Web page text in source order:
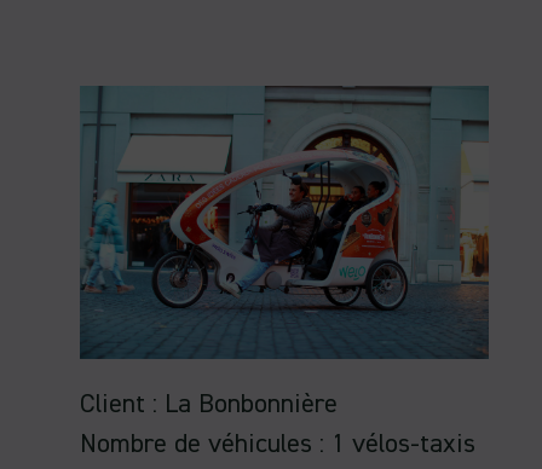
Client : La Bonbonnière
Nombre de véhicules : 1 vélos-taxis